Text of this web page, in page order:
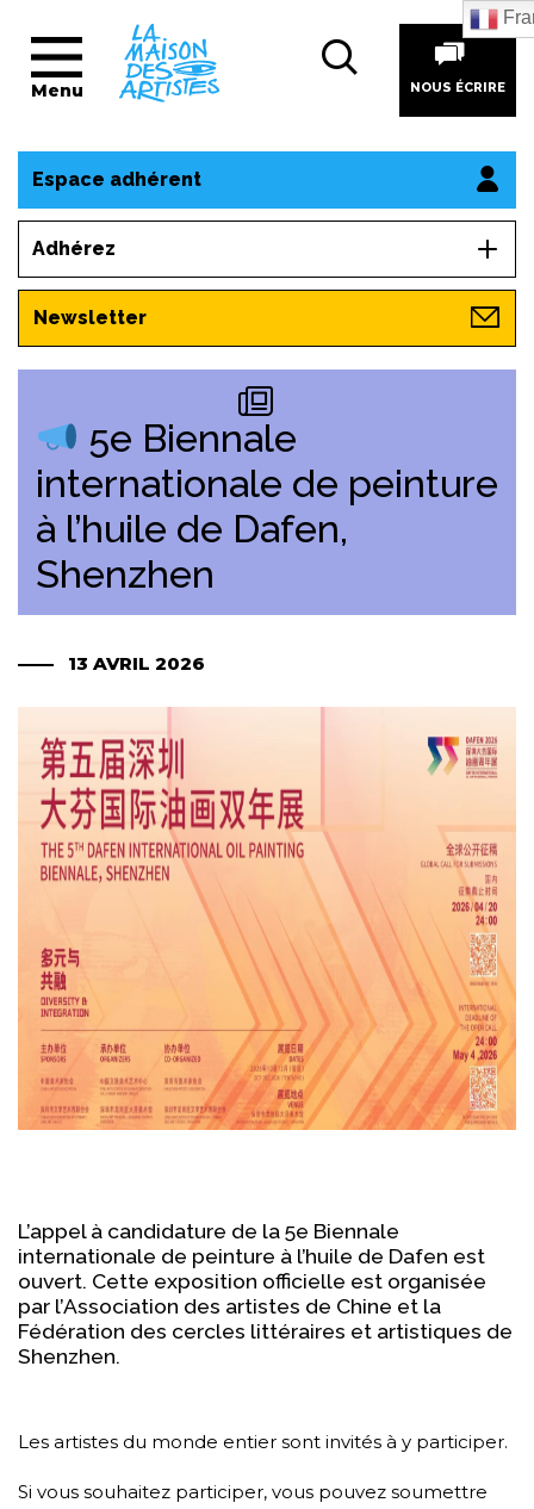
Menu NOUS ÉCRIRE
Espace adhérent
Adhérez
Newsletter
5e Biennale
internationale de peinture
à l’huile de Dafen,
Shenzhen
13 AVRIL 2026
L’appel à candidature de la 5e Biennale
internationale de peinture à l’huile de Dafen est
ouvert. Cette exposition officielle est organisée
par l’Association des artistes de Chine et la
Fédération des cercles littéraires et artistiques de
Shenzhen.
Les artistes du monde entier sont invités à y participer.
Si vous souhaitez participer, vous pouvez soumettre